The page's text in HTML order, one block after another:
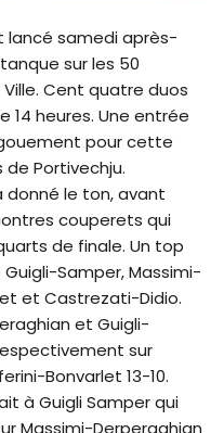
lancé samedi après-
sur les 50
Cent quatre duos
14 heures. Une entrée
pour cette
Portivechju.
donné le ton, avant
couperets qui
de finale. Un top
Samper, Massimi-
et Castrezati-Didio.
et Guigli-
sur
Bonvarlet 13-10.
à Guigli Samper qui
Massimi-Derperaghian